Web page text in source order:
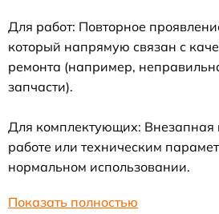
Для работ: Повторное
который напрямую связан с
ремонта (например,
запчасти).
Для комплектующих: Внезапная
работе или техническим
нормальном использовании.
Показать полностью